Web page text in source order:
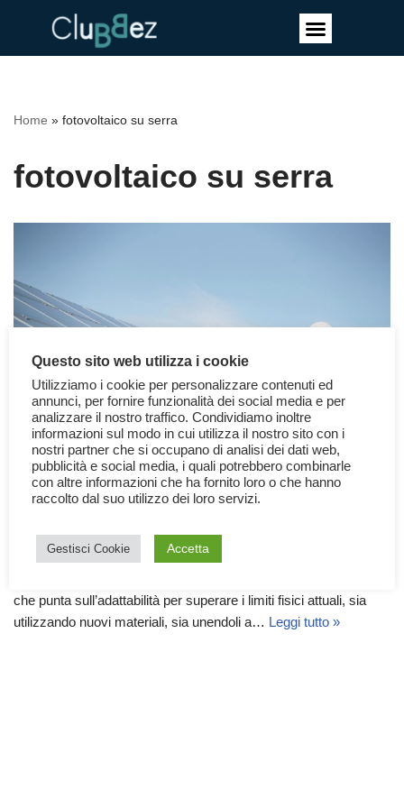
Home » fotovoltaico su serra
fotovoltaico su serra
Il Fotovoltaico di Terza Generazione
5 Febbraio 2026 ,
che punta sull’adattabilità per superare i limiti fisici attuali, sia
utilizzando nuovi materiali, sia unendoli a… Leggi tutto »
Questo sito web utilizza i cookie
Utilizziamo i cookie per personalizzare contenuti ed
annunci, per fornire funzionalità dei social media e per
analizzare il nostro traffico. Condividiamo inoltre
informazioni sul modo in cui utilizza il nostro sito con i
nostri partner che si occupano di analisi dei dati web,
pubblicità e social media, i quali potrebbero combinarle
con altre informazioni che ha fornito loro o che hanno
raccolto dal suo utilizzo dei loro servizi.
Gestisci Cookie Accetta